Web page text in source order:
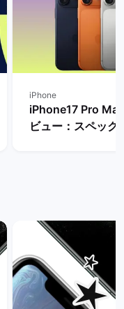
iPhone
iPhone17 Pro
ビュー：スペック